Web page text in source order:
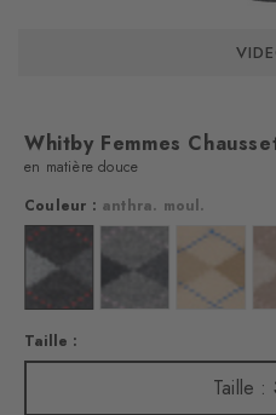
Whitby Femmes
en matière douce
Couleur : anthra. moul.
: blackCouleur : anthra. moul.
Couleur : grauCouleur :
Taille :
Taille :